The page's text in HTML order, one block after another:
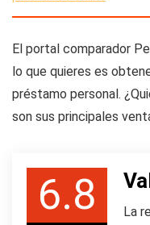
El portal comparador
lo que quieres es
préstamo personal.
son sus principales
6.8
La